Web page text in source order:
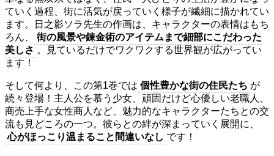
ていく過程、街に活気が戻っていく様子が繊細に描かれてい
ます。日之影ソラ先生の作画は、キャラクターの表情はもち
ろん、
街の風景や錬金術のアイテムまで細部にこだわった
美しさ 。見ているだけでワクワクする世界観が広がってい
ます！
そして何より、この第1巻では 個性豊かな街の住民たち が
続々登場！主人公を慕う少女、頑固だけど心優しい老職人、
商売上手な女性商人など、魅力的なキャラクターたちとの交
流も見どころの一つ。彼らとの絆が深まっていく展開に、
心がほっこり温まること間違いなし です！